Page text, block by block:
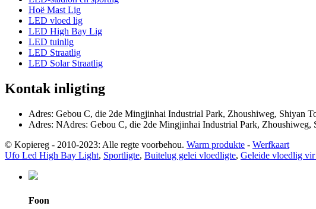
Hoë Mast Lig
LED vloed lig
LED High Bay Lig
LED tuinlig
LED Straatlig
LED Solar Straatlig
Kontak inligting
Adres: Gebou C, die 2de Mingjinhai Industrial Park, Zhoushiweg, Shiyan
Adres: NAdres: Gebou C, die 2de Mingjinhai Industrial Park,
© Kopiereg - 2010-2023: Alle regte voorbehou. Warm produkte - Werfkaart
Ufo Led High Bay Light, Sportligte, Buitelug gelei vloedligte, Geleide vloedlig vir
Foon